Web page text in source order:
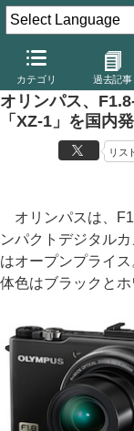
カテゴリ 過去記事
デジカメ Watch カ
オリンパス、
「XZ-1」を国内
リス
オリンパスは、
ンパクトデジタル
はオープンプライ
体色はブラックとホ